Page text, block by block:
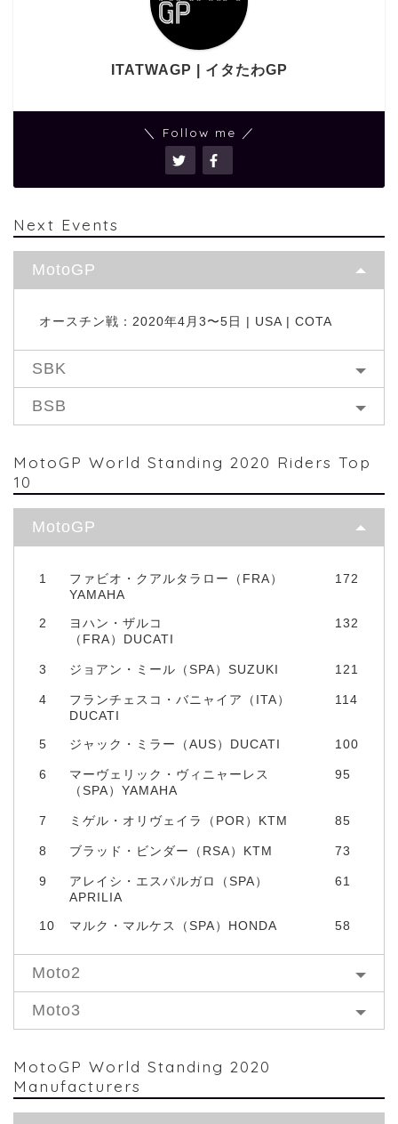
ITATWAGP | イタたわGP
＼ Follow me ／
Next Events
MotoGP
オースチン戦：2020年4月3〜5日 | USA | COTA
SBK
BSB
MotoGP World Standing 2020 Riders Top
10
MotoGP
1
ファビオ・クアルタラロー（FRA）
YAMAHA
172
2
ヨハン・ザルコ
（FRA）DUCATI
132
3 ジョアン・ミール（SPA）SUZUKI 121
4
フランチェスコ・バニャイア（ITA）
DUCATI
114
5 ジャック・ミラー（AUS）DUCATI 100
6
マーヴェリック・ヴィニャーレス
（SPA）YAMAHA
95
7 ミゲル・オリヴェイラ（POR）KTM 85
8 ブラッド・ビンダー（RSA）KTM 73
9
アレイシ・エスパルガロ（SPA）
APRILIA
61
10 マルク・マルケス（SPA）HONDA 58
Moto2
Moto3
MotoGP World Standing 2020
Manufacturers